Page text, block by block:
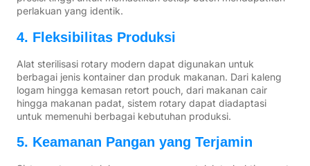
perlakuan yang identik.
4. Fleksibilitas Produksi
Alat sterilisasi rotary modern dapat digunakan untuk
berbagai jenis kontainer dan produk makanan. Dari kaleng
logam hingga kemasan retort pouch, dari makanan cair
hingga makanan padat, sistem rotary dapat diadaptasi
untuk memenuhi berbagai kebutuhan produksi.
5. Keamanan Pangan yang Terjamin